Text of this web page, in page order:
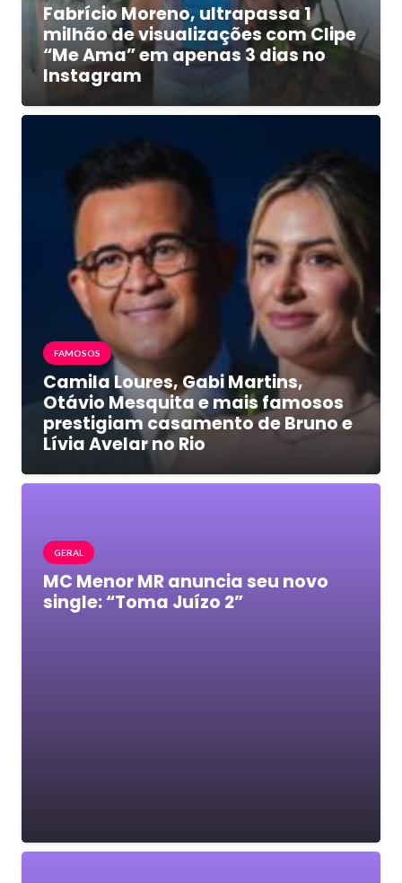
Fabrício Moreno, ultrapassa 1
milhão de visualizações com Clipe
“Me Ama” em apenas 3 dias no
Instagram
FAMOSOS
Camila Loures, Gabi Martins,
Otávio Mesquita e mais famosos
prestigiam casamento de Bruno e
Lívia Avelar no Rio
GERAL
MC Menor MR anuncia seu novo
single: “Toma Juízo 2”